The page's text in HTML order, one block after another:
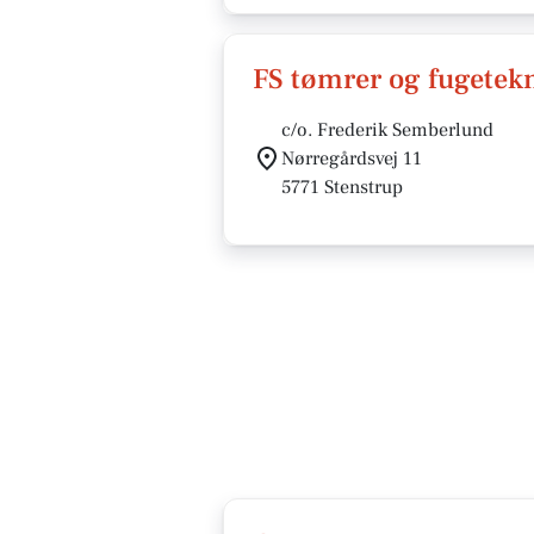
FS tømrer og
c/o. Frederik Semberlund
Nørregårdsvej 11
5771 Stenstrup